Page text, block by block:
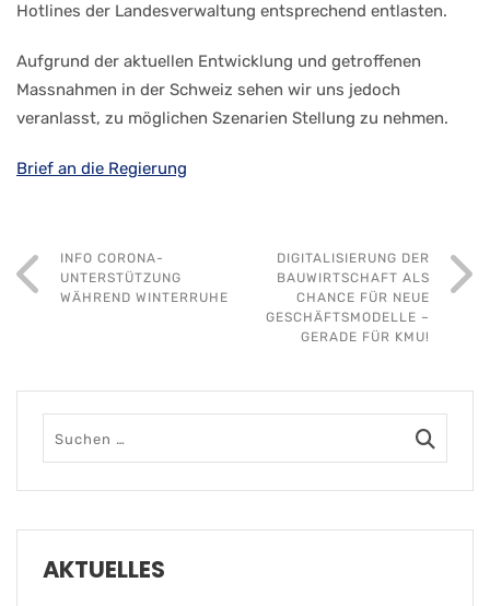
Hotlines der Landesverwaltung entsprechend entlasten.
Aufgrund der aktuellen Entwicklung und getroffenen
Massnahmen in der Schweiz sehen wir uns jedoch
veranlasst, zu möglichen Szenarien Stellung zu nehmen.
Brief an die Regierung
INFO CORONA-
UNTERSTÜTZUNG
WÄHREND WINTERRUHE
DIGITALISIERUNG DER
BAUWIRTSCHAFT ALS
CHANCE FÜR NEUE
GESCHÄFTSMODELLE –
GERADE FÜR KMU!
AKTUELLES